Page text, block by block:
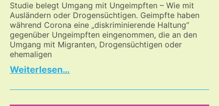
Studie belegt Umgang mit Ungeimpften – Wie mit
Ausländern oder Drogensüchtigen. Geimpfte haben
während Corona eine „diskriminierende Haltung“
gegenüber Ungeimpften eingenommen, die an den
Umgang mit Migranten, Drogensüchtigen oder
ehemaligen
…
der